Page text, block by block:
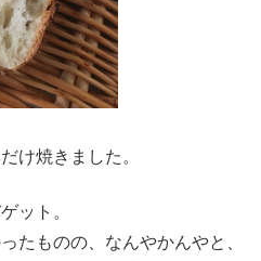
け焼きました。
ット。
たものの、なんやかんやと、